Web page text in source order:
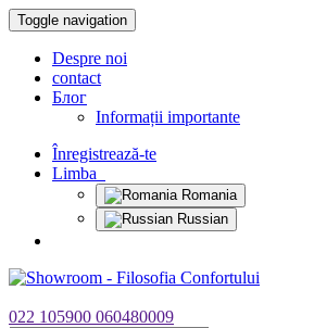
Toggle navigation
Despre noi
contact
Блог
Informații importante
Înregistrează-te
Limba
Romania
Russian
022 105900 060480009